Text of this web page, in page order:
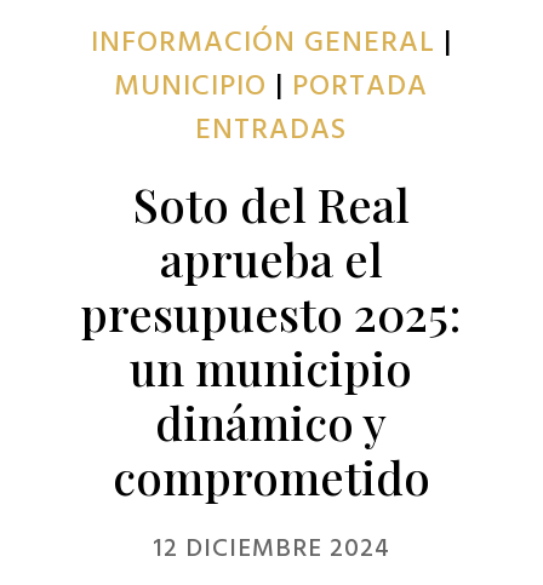
INFORMACIÓN GENERAL |
MUNICIPIO | PORTADA
ENTRADAS
Soto del Real
aprueba el
presupuesto 2025:
un municipio
dinámico y
comprometido
12 DICIEMBRE 2024